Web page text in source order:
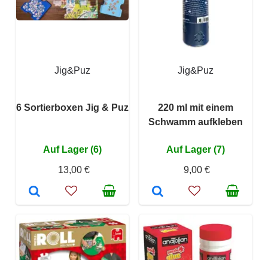
Jig&Puz
6 Sortierboxen Jig & Puz
Auf Lager (6)
13,00 €
Jig&Puz
220 ml mit einem
Schwamm aufkleben
Auf Lager (7)
9,00 €